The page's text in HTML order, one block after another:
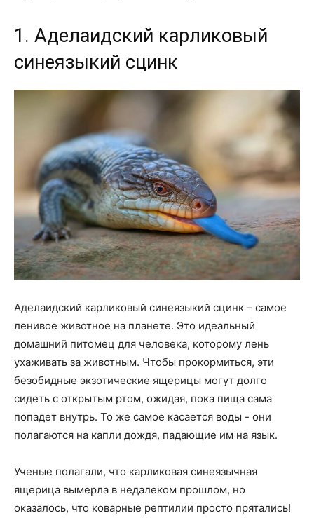
1. Аделаидский карликовый
синеязыкий сцинк
Аделаидский карликовый синеязыкий сцинк – самое
ленивое животное на планете. Это идеальный
домашний питомец для человека, которому лень
ухаживать за животным. Чтобы прокормиться, эти
безобидные экзотические ящерицы могут долго
сидеть с открытым ртом, ожидая, пока пища сама
попадет внутрь. То же самое касается воды - они
полагаются на капли дождя, падающие им на язык.
Ученые полагали, что карликовая синеязычная
ящерица вымерла в недалеком прошлом, но
оказалось, что коварные рептилии просто прятались!